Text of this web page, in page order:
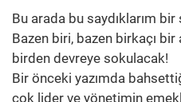
Bu arada bu saydıklarım
Bazen biri, bazen birkaçı bir
birden devreye sokulacak!
Bir önceki yazımda
çok lider ve yönetimin